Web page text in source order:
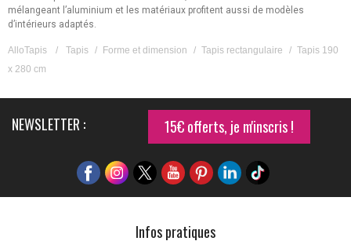
mélangeant l’aluminium et les matériaux profitent aussi de modèles
d’intérieurs adaptés.
AlloTapis / Tapis / Forme et dimension / Tapis rectangulaire / Tapis 190
x 280 cm
NEWSLETTER : 15€ offerts, je m'inscris !
Infos pratiques